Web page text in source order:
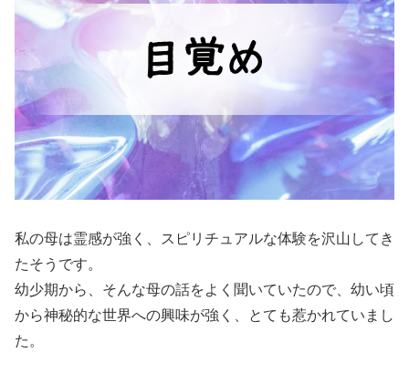
私の母は霊感が強く、スピリチュアルな体験を沢山してき
たそうです。
幼少期から、そんな母の話をよく聞いていたので、幼い頃
から神秘的な世界への興味が強く、とても惹かれていまし
た。